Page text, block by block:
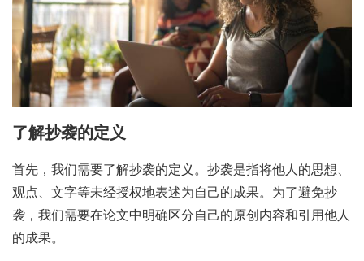
了解抄袭的定义
首先，我们需要了解抄袭的定义。抄袭是指将他人的思想、
观点、文字等未经授权地表述为自己的成果。为了避免抄
袭，我们需要在论文中明确区分自己的原创内容和引用他人
的成果。